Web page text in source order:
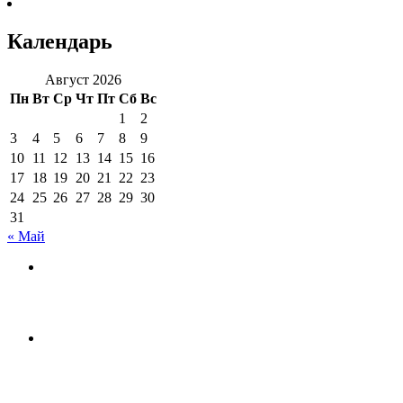
Календарь
Август 2026
Пн Вт Ср Чт Пт Сб Вс
1
2
3
4 5 6 7 8
9
10 11 12 13 14 15 16
17 18 19 20 21 22 23
24 25 26 27 28 29 30
31
« Май